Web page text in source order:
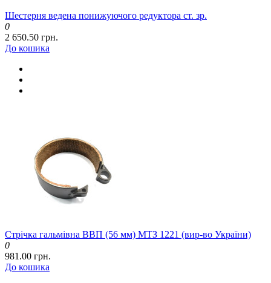
Шестерня ведена понижуючого редуктора ст. зр.
0
2 650.50 грн.
До кошика
Стрічка гальмівна ВВП (56 мм) МТЗ 1221 (вир-во України)
0
981.00 грн.
До кошика